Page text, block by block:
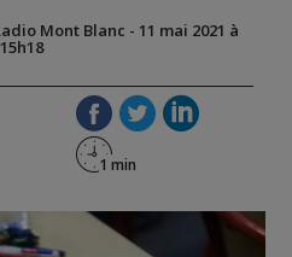
Mont Blanc - 11 mai 2021 à
15h18